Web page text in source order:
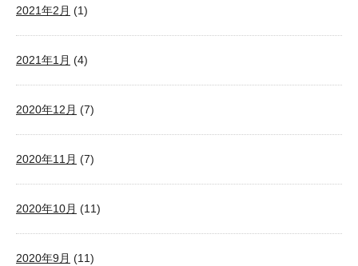
2021年2月 (1)
2021年1月 (4)
2020年12月 (7)
2020年11月 (7)
2020年10月 (11)
2020年9月 (11)